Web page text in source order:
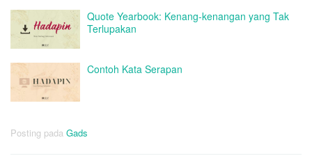
Quote Yearbook: Kenang-kenangan yang Tak
Terlupakan
Contoh Kata Serapan
Posting pada Gads